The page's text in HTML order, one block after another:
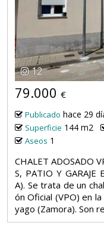
12
79.000 €
Publicado hace 29
Superficie 144 m2
Aseos 1
CHALET ADOSADO
S, PATIO Y GARAJE
A). Se trata de un
ón Oficial (VPO) en
yago (Zamora). Son